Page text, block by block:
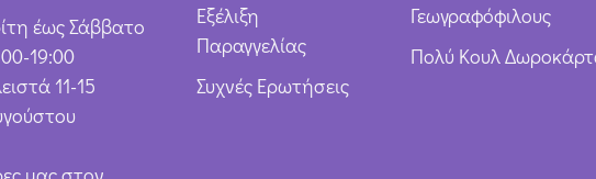
έως Σάββατο
19:00
11-15
Εξέλιξη
Παραγγελίας
Συχνές Ερωτήσεις
Γεωγραφόφιλους
Πολύ Κουλ